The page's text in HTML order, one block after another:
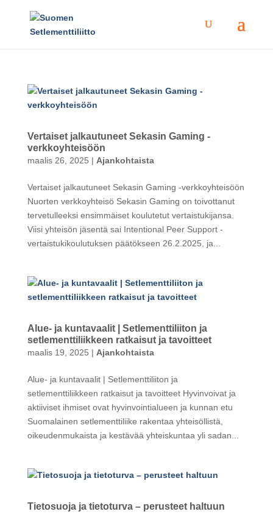
Vertaiset jalkautuneet Sekasin Gaming -
verkkoyhteisöön
maalis 26, 2025 | Ajankohtaista
Vertaiset jalkautuneet Sekasin Gaming -verkkoyhteisöön
Nuorten verkkoyhteisö Sekasin Gaming on toivottanut
tervetulleeksi ensimmäiset koulutetut vertaistukijansa.
Viisi yhteisön jäsentä sai Intentional Peer Support -
vertaistukikoulutuksen päätökseen 26.2.2025, ja...
Alue- ja kuntavaalit | Setlementtiliiton ja
setlementtiliikkeen ratkaisut ja tavoitteet
maalis 19, 2025 | Ajankohtaista
Alue- ja kuntavaalit | Setlementtiliiton ja
setlementtiliikkeen ratkaisut ja tavoitteet Hyvinvoivat ja
aktiiviset ihmiset ovat hyvinvointialueen ja kunnan etu
Suomalainen setlementtiliike rakentaa yhteisöllistä,
oikeudenmukaista ja kestävää yhteiskuntaa yli sadan...
Tietosuoja ja tietoturva – perusteet haltuun